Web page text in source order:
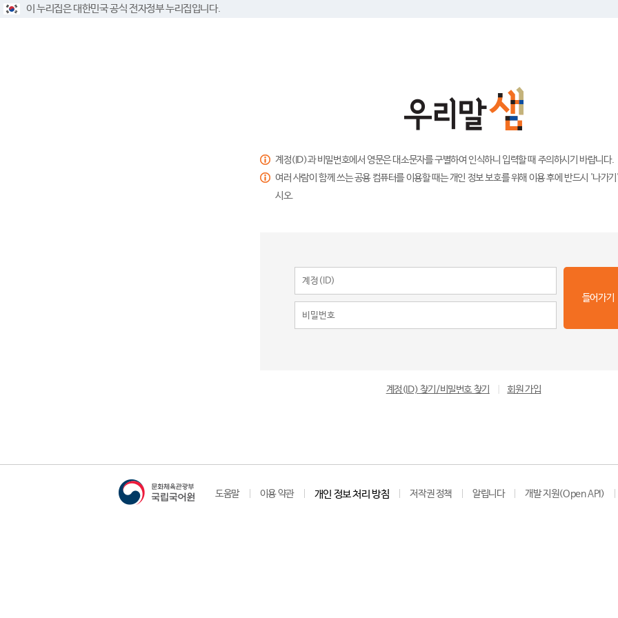
이 누리집은 대한민국 공식 전자정부 누리집입니다.
계정(ID)과 비밀번호에서 영문은 대소문자를 구별하여 인식하니 입력할 때 주의하시기 바랍니다.
여러 사람이 함께 쓰는 공용 컴퓨터를 이용할 때는 개인 정보 보호를 위해 이용 후에 반드시 '나가
시오.
들어가기
계정(ID) 찾기/비밀번호 찾기 회원 가입
도움말 이용 약관 개인 정보 처리 방침 저작권 정책 알립니다 개발 지원(Open API)